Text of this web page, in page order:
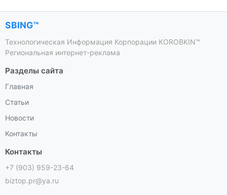
SBING™
Технологическая Информация Корпорации KOROBKIN™
Региональная интернет-реклама
Разделы сайта
Главная
Статьи
Новости
Контакты
Контакты
+7 (903) 959-23-64
biztop.pr@ya.ru